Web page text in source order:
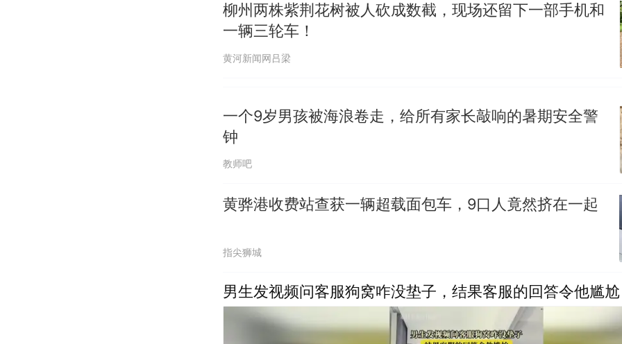
柳州两株紫荆花树被人砍成数截，现场还留下一部手机和
一辆三轮车！
黄河新闻网吕梁
一个9岁男孩被海浪卷走，给所有家长敲响的暑期安全警
钟
教师吧
黄骅港收费站查获一辆超载面包车，9口人竟然挤在一起
指尖狮城
男生发视频问客服狗窝咋没垫子，结果客服的回答令他尴